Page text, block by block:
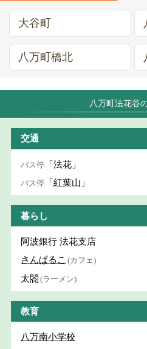
大谷町
八万町橋北
八万町法花谷
交通
バス停 「法花」
バス停 「紅葉山」
暮らし
阿波銀行 法花支店
さんぱるこ (カフェ)
太閤 (ラーメン)
教育
八万南小学校